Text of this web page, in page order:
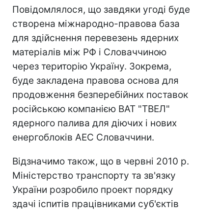
Повідомлялося, що завдяки угоді буде
створена міжнародно-правова база
для здійснення перевезень ядерних
матеріалів між РФ і Словаччиною
через територію Україну. Зокрема,
буде закладена правова основа для
продовження безперебійних поставок
російською компанією ВАТ "ТВЕЛ"
ядерного палива для діючих і нових
енергоблоків АЕС Словаччини.
Відзначимо також, що в червні 2010 р.
Міністерство транспорту та зв'язку
України розробило проект порядку
здачі іспитів працівниками суб'єктів